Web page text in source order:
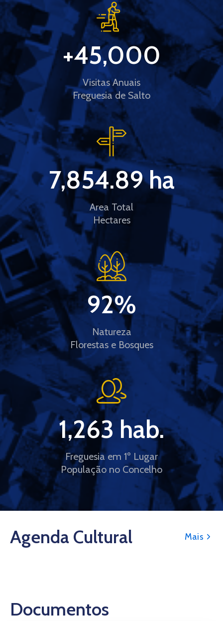
Visitas Anuais
Freguesia de Salto
+45,000
Area Total
Hectares
7,854.89 ha
Natureza
Florestas e Bosques
92%
Freguesia em 1º Lugar
População no Concelho
1,263 hab.
Agenda Cultural Mais
Documentos